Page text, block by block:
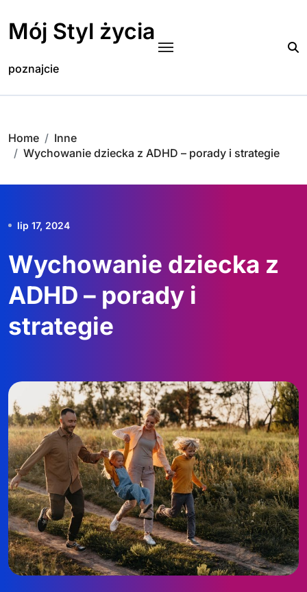
content
Mój Styl życia
poznajcie
Home
Inne
Wychowanie dziecka z ADHD – porady i strategie
lip 17, 2024
Wychowanie dziecka z
ADHD – porady i
strategie